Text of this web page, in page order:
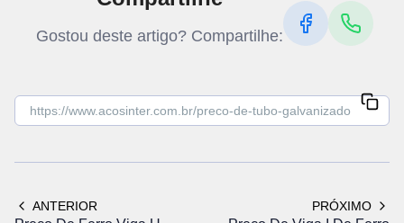
Gostou deste artigo? Compartilhe:
ANTERIOR PRÓXIMO